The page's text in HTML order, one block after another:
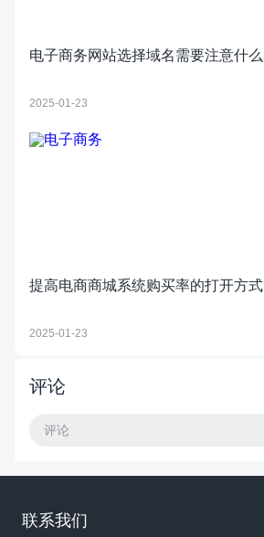
电子商务网站选择域名需要注意什么
2025-01-23
提高电商商城系统购买率的打开方式
2025-01-23
评论
评论
联系我们